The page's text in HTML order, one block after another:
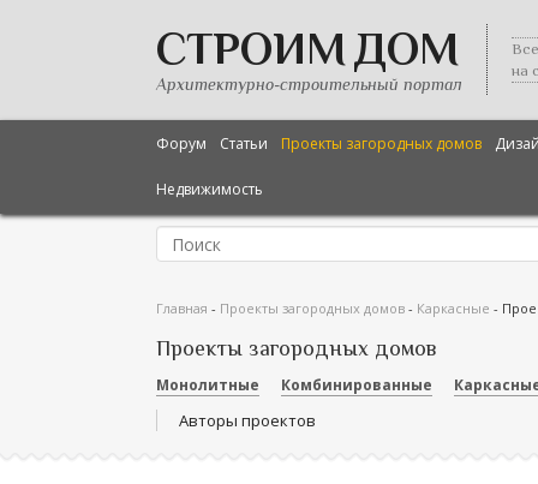
СТРОИМ ДОМ
Архитектурно-строительный портал
на
Форум Статьи Проекты загородных домов
Недвижимость
Главная - Проекты загородных домов - Каркасные -
Проекты загородных домов
Монолитные Комбинированные
Авторы проектов